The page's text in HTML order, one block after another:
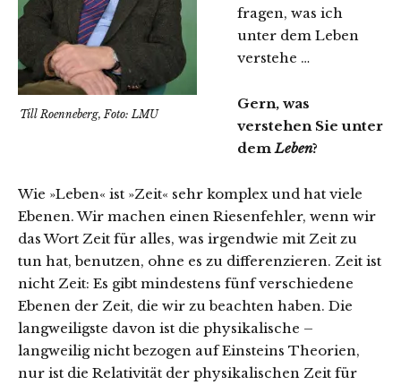
Till Roenneberg, Foto: LMU
fragen, was ich
unter dem Leben
verstehe …
Gern, was
verstehen Sie unter
demLeben?
Wie »Leben« ist »Zeit« sehr komplex und hat viele
Ebenen. Wir machen einen Riesenfehler, wenn wir
das Wort Zeit für alles, was irgendwie mit Zeit zu
tun hat, benutzen, ohne es zu differenzieren. Zeit ist
nicht Zeit: Es gibt mindestens fünf verschiedene
Ebenen der Zeit, die wir zu beachten haben. Die
langweiligste davon ist die physikalische –
langweilig nicht bezogen auf Einsteins Theorien,
nur ist die Relativität der physikalischen Zeit für